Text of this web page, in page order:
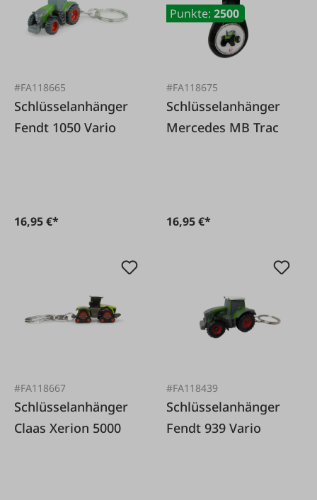
#FA118665
Schlüsselanhänger
Fendt 1050 Vario
16,95 €*
Punkte: 2500
#FA118675
Schlüsselanhänger
Mercedes MB Trac
16,95 €*
#FA118667
Schlüsselanhänger
Claas Xerion 5000
#FA118439
Schlüsselanhänger
Fendt 939 Vario